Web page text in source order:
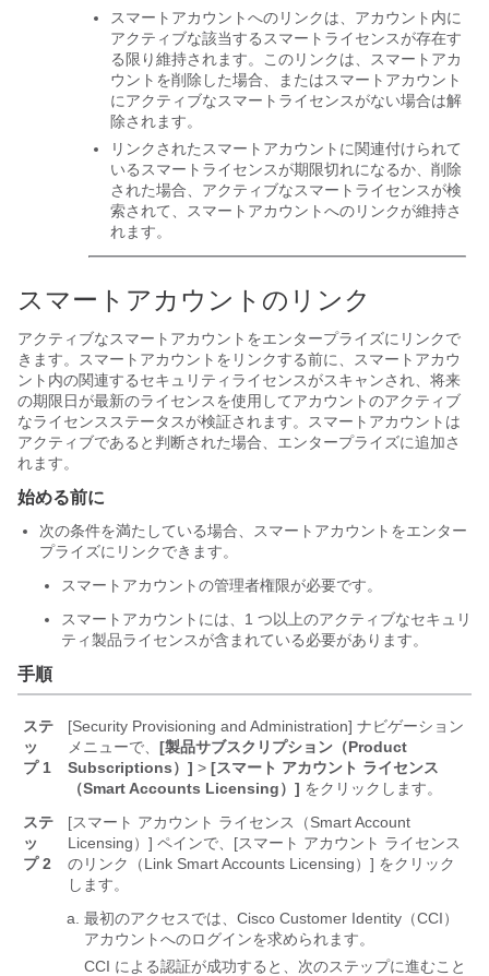
スマートアカウントへのリンクは、アカウント内に
アクティブな該当するスマートライセンスが存在す
る限り維持されます。このリンクは、スマートアカ
ウントを削除した場合、またはスマートアカウント
にアクティブなスマートライセンスがない場合は解
除されます。
リンクされたスマートアカウントに関連付けられて
いるスマートライセンスが期限切れになるか、削除
された場合、アクティブなスマートライセンスが検
索されて、スマートアカウントへのリンクが維持さ
れます。
スマートアカウントのリンク
アクティブなスマートアカウントをエンタープライズにリンクで
きます。スマートアカウントをリンクする前に、スマートアカウ
ント内の関連するセキュリティライセンスがスキャンされ、将来
の期限日が最新のライセンスを使用してアカウントのアクティブ
なライセンスステータスが検証されます。スマートアカウントは
アクティブであると判断された場合、エンタープライズに追加さ
れます。
始める前に
次の条件を満たしている場合、スマートアカウントをエンター
プライズにリンクできます。
スマートアカウントの管理者権限が必要です。
スマートアカウントには、1 つ以上のアクティブなセキュリ
ティ製品ライセンスが含まれている必要があります。
手順
ステ
ッ
プ 1
[Security Provisioning and Administration] ナビゲーション
メニューで、 [製品サブスクリプション（Product
Subscriptions）] > [スマート アカウント ライセンス
（Smart Accounts Licensing）] をクリックします。
ステ
ッ
プ 2
[スマート アカウント ライセンス（Smart Account
Licensing）] ペインで、[スマート アカウント ライセンス
のリンク（Link Smart Accounts Licensing）] をクリック
します。
最初のアクセスでは、Cisco Customer Identity（CCI）
アカウントへのログインを求められます。
CCI による認証が成功すると、次のステップに進むこと